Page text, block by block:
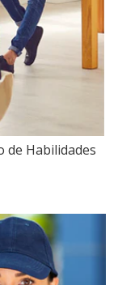
de Habilidades